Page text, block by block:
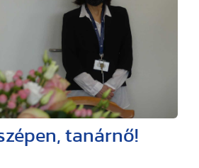
tanárnő!